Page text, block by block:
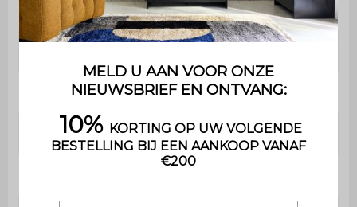
Diepte 99 cm
Armleuningbreedte 25 cm
Zitcomfort Evenwichtig